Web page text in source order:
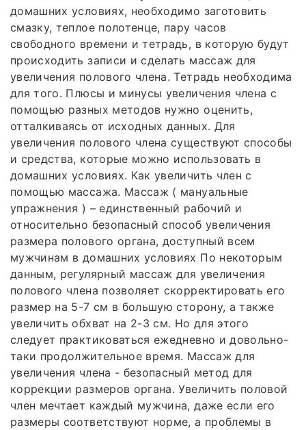
домашних условиях, необходимо заготовить
смазку, теплое полотенце, пару часов
свободного времени и тетрадь, в которую будут
происходить записи и сделать массаж для
увеличения полового члена. Тетрадь необходима
для того. Плюсы и минусы увеличения члена с
помощью разных методов нужно оценить,
отталкиваясь от исходных данных. Для
увеличения полового члена существуют способы
и средства, которые можно использовать в
домашних условиях. Как увеличить член с
помощью массажа. Массаж ( мануальные
упражнения ) – единственный рабочий и
относительно безопасный способ увеличения
размера полового органа, доступный всем
мужчинам в домашних условиях По некоторым
данным, регулярный массаж для увеличения
полового члена позволяет скорректировать его
размер на 5-7 см в большую сторону, а также
увеличить обхват на 2-3 см. Но для этого
следует практиковаться ежедневно и довольно-
таки продолжительное время. Массаж для
увеличения члена - безопасный метод для
коррекции размеров органа. Увеличить половой
член мечтает каждый мужчина, даже если его
размеры соответствуют норме, а проблемы в